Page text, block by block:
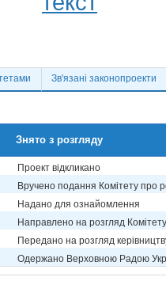
Зв'язані законопроекти
Знято з розгляду
Проект відкликано
Вручено подання Комітету про
Надано для ознайомлення
Направлено на розгляд Комітету
Передано на розгляд
Одержано Верховною Радою